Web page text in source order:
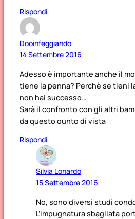
Rispondi
Dooinfeggiando
14 Settembre 2016
Adesso è importante anche il
tiene la penna? Perchè se tieni
non hai successo…
Sarà il confronto con gli altri
da questo ounto di vista
Rispondi
Silvia Lonardo
15 Settembre 2016
No, sono diversi studi
L’impugnatura sbagliata